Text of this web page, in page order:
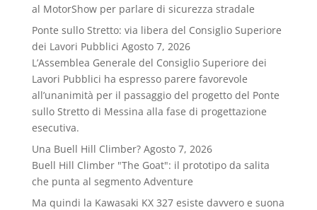
al MotorShow per parlare di sicurezza stradale
Ponte sullo Stretto: via libera del Consiglio Superiore
dei Lavori Pubblici Agosto 7, 2026
L’Assemblea Generale del Consiglio Superiore dei
Lavori Pubblici ha espresso parere favorevole
all’unanimità per il passaggio del progetto del Ponte
sullo Stretto di Messina alla fase di progettazione
esecutiva.
Una Buell Hill Climber? Agosto 7, 2026
Buell Hill Climber "The Goat": il prototipo da salita
che punta al segmento Adventure
Ma quindi la Kawasaki KX 327 esiste davvero e suona